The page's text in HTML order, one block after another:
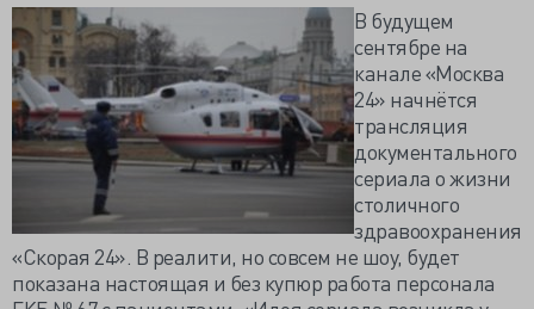
В будущем
сентябре на
канале «Москва
24» начнётся
трансляция
документального
сериала о жизни
столичного
здравоохранения
«Скорая 24». В реалити, но совсем не шоу, будет
показана настоящая и без купюр работа персонала